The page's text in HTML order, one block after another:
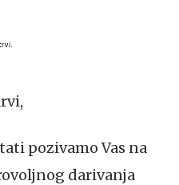
pozivamo Vas na
darivanja